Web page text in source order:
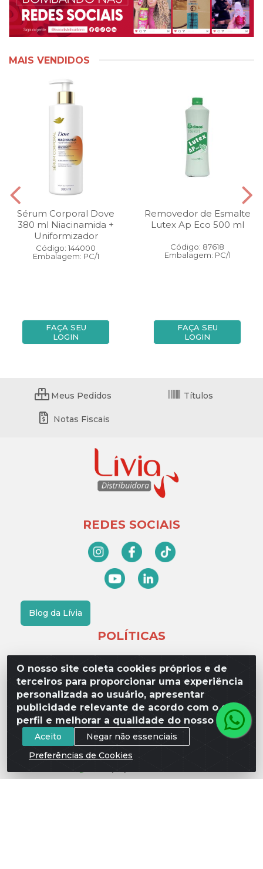
MAIS VENDIDOS
Sérum Corporal Dove
380 ml Niacinamida +
Uniformizador
Código: 144000
Embalagem: PC/1
FAÇA SEU
LOGIN
Removedor de Esmalte
Lutex Ap Eco 500 ml
Código: 87618
Embalagem: PC/1
FAÇA SEU
LOGIN
O nosso site coleta cookies próprios e de
terceiros para proporcionar uma experiência
personalizada ao usuário, apresentar
publicidade relevante de acordo com o seu
perfil e melhorar a qualidade do nosso site.
Aceito
Negar não essenciais
Preferências de Cookies
Meus Pedidos Títulos
Notas Fiscais
REDES SOCIAIS
Blog da Lívia
POLÍTICAS
Política de Privacidade
Quem Somos
FALE CONOSCO